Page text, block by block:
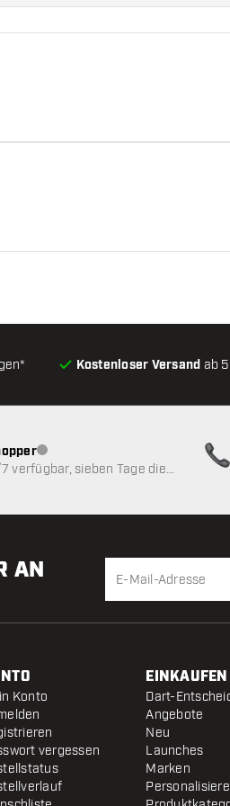
Kostenloser Versand ab
Kundenservice nicht verfügbar
verfügbar, sieben Tage die
AN
Konto
vergessen
Dart-
Angebote
Neu
Launches
Marken